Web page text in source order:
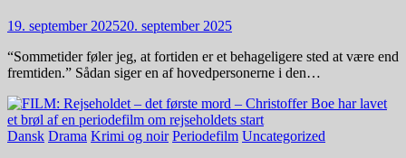
19. september 202520. september 2025
“Sommetider føler jeg, at fortiden er et behageligere sted at være end
fremtiden.” Sådan siger en af hovedpersonerne i den…
Dansk Drama Krimi og noir Periodefilm Uncategorized